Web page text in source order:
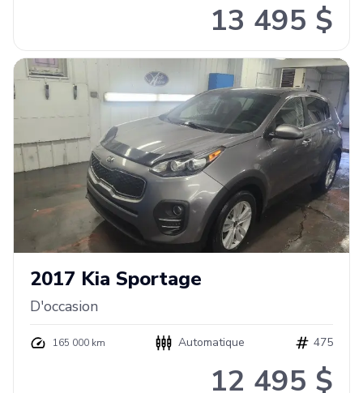
13 495 $
2017 Kia Sportage
D'occasion
165 000 km Automatique 475
12 495 $